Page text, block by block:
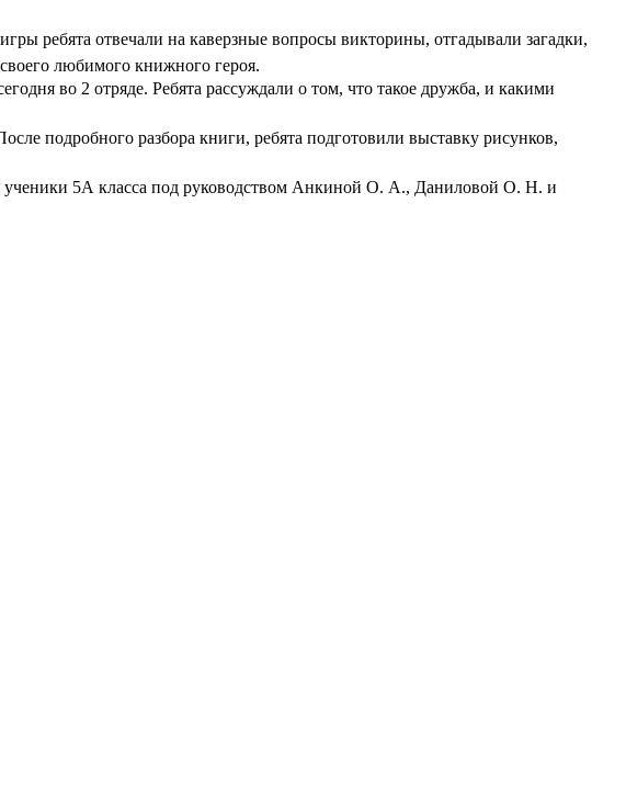
ребята отвечали на каверзные вопросы викторины, отгадывали загадки,
любимого книжного героя.
во 2 отряде. Ребята рассуждали о том, что такое дружба, и какими
подробного разбора книги, ребята подготовили выставку рисунков,
ученики 5А класса под руководством Анкиной О. А., Даниловой О. Н. и